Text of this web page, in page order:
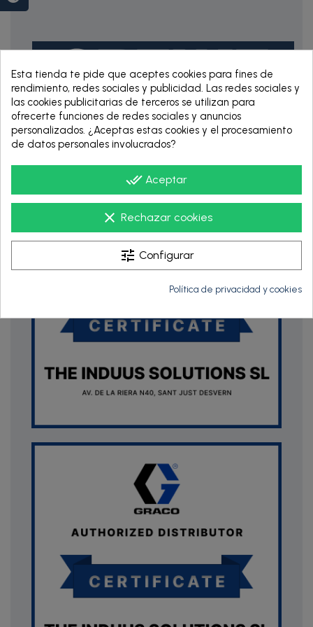
RENTING DE 12
Esta tienda te pide que aceptes cookies para fines de
rendimiento, redes sociales y publicidad. Las redes sociales y
las cookies publicitarias de terceros se utilizan para
ofrecerte funciones de redes sociales y anuncios
personalizados. ¿Aceptas estas cookies y el procesamiento
de datos personales involucrados?
done_all Aceptar
clear Rechazar cookies
tune Configurar
Política de privacidad y cookies